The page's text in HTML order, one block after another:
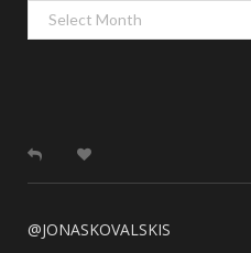
Archyvas
@JONASKOVALSKIS